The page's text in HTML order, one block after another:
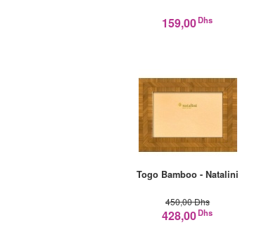
159,00Dhs
Togo Bamboo - Natalini
450,00 Dhs
428,00Dhs